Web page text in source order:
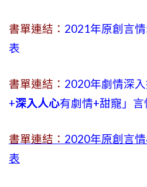
書單連結： 2021年原創言
表
書單連結： 2020年劇情深
+深入人心有劇情+甜寵」言
書單連結： 2020年原創言
表